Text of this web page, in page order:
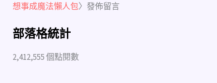
想事成魔法懶人包〉發佈留言
部落格統計
2,412,555 個點閱數